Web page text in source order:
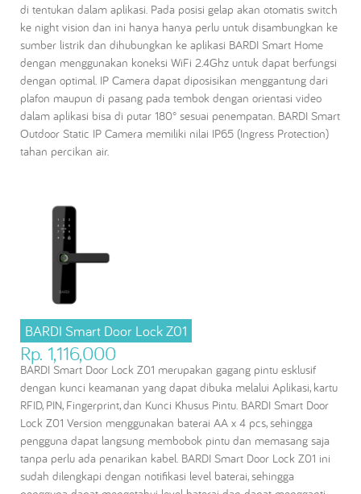
di tentukan dalam aplikasi. Pada posisi gelap akan otomatis switch
ke night vision dan ini hanya hanya perlu untuk disambungkan ke
sumber listrik dan dihubungkan ke aplikasi BARDI Smart Home
dengan menggunakan koneksi WiFi 2.4Ghz untuk dapat berfungsi
dengan optimal. IP Camera dapat diposisikan menggantung dari
plafon maupun di pasang pada tembok dengan orientasi video
dalam aplikasi bisa di putar 180° sesuai penempatan. BARDI Smart
Outdoor Static IP Camera memiliki nilai IP65 (Ingress Protection)
tahan percikan air.
BARDI Smart Door Lock Z01
Rp. 1,116,000
BARDI Smart Door Lock Z01 merupakan gagang pintu esklusif
dengan kunci keamanan yang dapat dibuka melalui Aplikasi, kartu
RFID, PIN, Fingerprint, dan Kunci Khusus Pintu. BARDI Smart Door
Lock Z01 Version menggunakan baterai AA x 4 pcs, sehingga
pengguna dapat langsung membobok pintu dan memasang saja
tanpa perlu ada penarikan kabel. BARDI Smart Door Lock Z01 ini
sudah dilengkapi dengan notifikasi level baterai, sehingga